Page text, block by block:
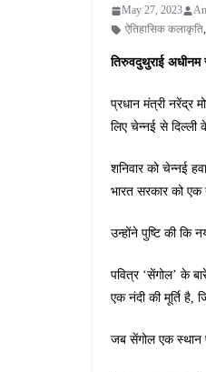
May 27, 2023
ऐतिहासिक कलाकृति,
तिरुवदुथुराई
प्रधान मंत्री नरेंद्र
लिए चेन्नई से दिल्ली
शनिवार को चेन्नई
भारत सरकार को एक
उन्होंने पुष्टि की कि
पवित्र ‘सेंगोल’ के
एक नंदी की मूर्ति है,
जब सेंगोल एक स्थान